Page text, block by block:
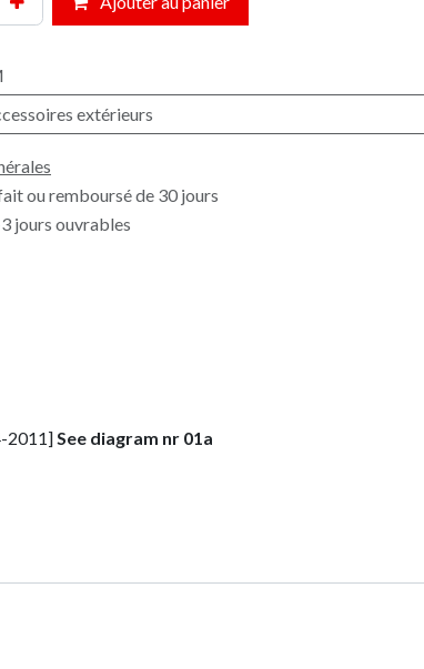
extérieurs
ou remboursé de 30 jours
jours ouvrables
2011]See diagram nr 01a